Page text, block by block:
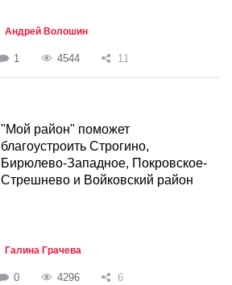
Андрей Волошин
1 4544 11
"Мой район" поможет
благоустроить Строгино,
Бирюлево-Западное, Покровское-
Стрешнево и Войковский район
Галина Грачева
0 4296 6